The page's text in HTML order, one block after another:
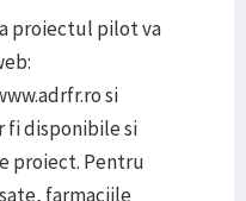
proiectul pilot va
si
fi disponibile si
proiect. Pentru
farmaciile